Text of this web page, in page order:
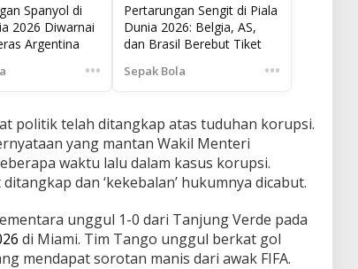
Spanyol di
2026 Diwarnai
Argentina
•••
Pertarungan Sengit di Piala
Dunia 2026: Belgia, AS,
dan Brasil Berebut Tiket
Sepak Bola •••
politik telah ditangkap atas tuduhan korupsi.
yang mantan Wakil Menteri
waktu lalu dalam kasus korupsi.
dan ‘kekebalan’ hukumnya dicabut.
unggul 1-0 dari Tanjung Verde pada
di Miami. Tim Tango unggul berkat gol
mendapat sorotan manis dari awak FIFA.